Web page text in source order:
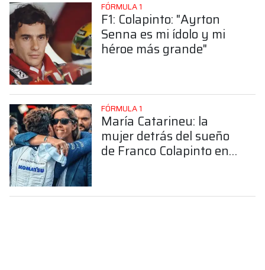
FÓRMULA 1
F1: Colapinto: "Ayrton
Senna es mi ídolo y mi
héroe más grande"
FÓRMULA 1
María Catarineu: la
mujer detrás del sueño
de Franco Colapinto en